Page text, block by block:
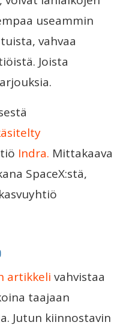
useammin
vahvaa
Joista
Indra. Mittakaava
SpaceX:stä,
artikkeli vahvistaa
taajaan
Jutun kiinnostavin